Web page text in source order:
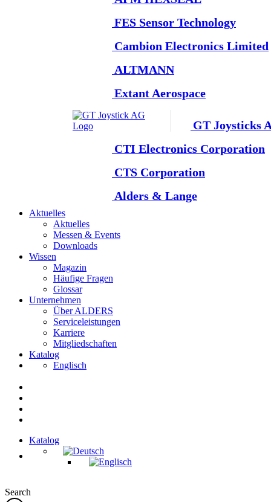
FES Sensor Technology
Cambion Electronics Limited
ALTMANN
Extant Aerospace
GT Joysticks
CTI Electronics Corporation
CTS Corporation
Alders & Lange
Aktuelles
Aktuelles
Messen & Events
Downloads
Wissen
Magazin
Häufige Fragen
Glossar
Unternehmen
Über ALDERS
Serviceleistungen
Karriere
Mitgliedschaften
Katalog
Englisch
Katalog
Search